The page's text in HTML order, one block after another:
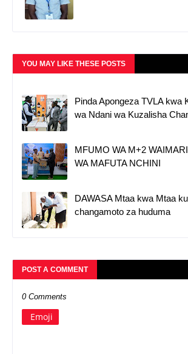
YOU MAY LIKE THESE POSTS
Pinda Apongeza TVLA kwa
wa Ndani wa Kuzalisha
MFUMO WA M+2
WA MAFUTA NCHINI
DAWASA Mtaa kwa Mtaa
changamoto za huduma
POST A COMMENT
0 Comments
Emoji